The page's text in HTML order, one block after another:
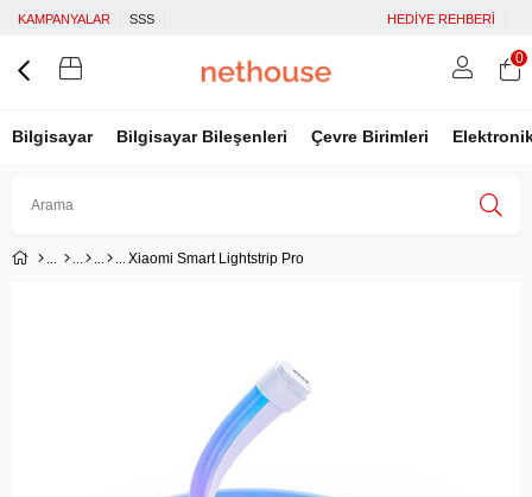
KAMPANYALAR SSS HEDİYE REHBERİ
Bilgisayar Bilgisayar Bileşenleri Çevre Birimleri
Üye Ol
0
Xiaomi Smart Lightstrip Pro